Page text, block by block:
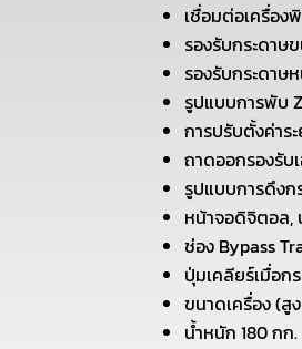
เชื่อมต่อเครื่อง
รองรับกระดาษ
รองรับกระดาษ
รูปแบบการพับ
การปรับตั้งค่าร
ถาดออกรองรับ
รูปแบบการดึงก
หน้าจอดิจิตอล,
ช่อง Bypass
ปุ่มเคลียร์เมื่อก
ขนาดเครื่อง (สู
น้ำหนัก 180 กก.